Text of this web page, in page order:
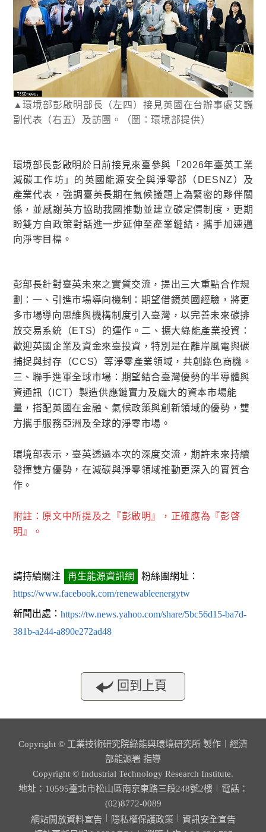
▲環境部彭啟明部長（左四）接見英國在台辦事處艾巍
副代表（右五）及訪團。（圖：環境部提供）
環境部長彭啟明於日前接見來臺參與「2026年臺英工業
減碳工作坊」的英國能源安全與淨零部（DESNZ）及
產業代表，強調臺英長期在氣候議題上為緊密的夥伴關
係，並感謝英方協助我國推動並建立碳定價制度，更期
盼雙方自政策對話進一步延伸至產業鏈結，攜手加速邁
向淨零目標。
彭部長針對臺英未來之實質交流，提出三大重點合作規
劃：一、引進市場導向機制：期望借鏡英國經驗，將更
多市場導向思維與機構制度引入臺灣，以完善未來碳排
放交易系統（ETS）的運作。二、擴大綠能產業投資：
歡迎英國企業及資金來臺投資，特別是在離岸風電與碳
捕捉與封存（CCS）等淨零產業領域，共創綠色商機。
三、聯手進軍全球市場：期望結合臺灣優勢的半導體與
資通訊（ICT）製造供應鏈實力及龐大的資本市場能
量，搭配英國在金融、氣候政策與創新領域的優勢，雙
方攜手服務亞洲及全球的淨零市場。
環境部表示，臺英透過本次的深度交流，期許未來持續
發揮雙方優勢，在減碳與淨零領域推動更深入的實質合
作。
附註：原文中所提及之『彭啟明』，正確應為『彭啓
明』。
請持續關注 再生能源資訊網
粉絲團網址：
https://www.facebook.com/renewableenergytw
新聞出處： https://tw.news.yahoo.com/share/5bc56d15-ba7d-
381b-a244-a890e272ad48
回到上頁
Copyright © 工業技術研究院綠能與環境研究所 製作︱經濟
部能源署 指導
Copyright © Industrial Technology Research Institute.
地址：10595臺北市松山區南京東路三段248號2樓︱電話：
(02)8772-0089
網站開放資料宣告︱ 隱私權保護政策︱ 資訊安全宣告